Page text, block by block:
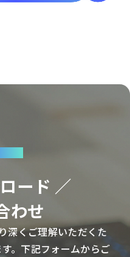
ード ／
わせ
深くご理解いただくた
。下記フォームからご